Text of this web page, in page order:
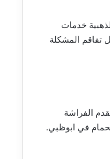
خدمات
تفاقم المشكلة
الفراشة
في ابوظبي.